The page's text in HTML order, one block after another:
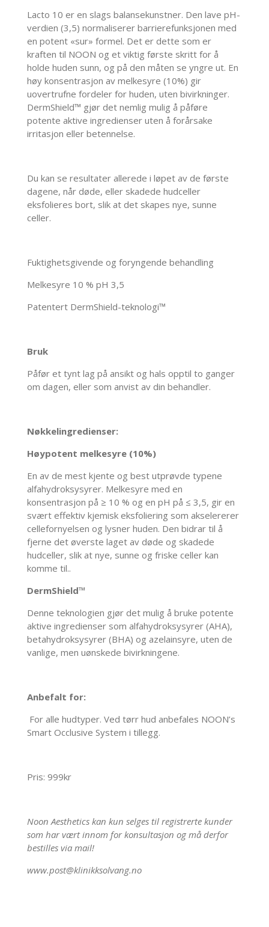
Lacto 10 er en slags balansekunstner. Den lave pH-
verdien (3,5) normaliserer barrierefunksjonen med
en potent «sur» formel. Det er dette som er
kraften til NOON og et viktig første skritt for å
holde huden sunn, og på den måten se yngre ut. En
høy konsentrasjon av melkesyre (10%) gir
uovertrufne fordeler for huden, uten bivirkninger.
DermShield™ gjør det nemlig mulig å påføre
potente aktive ingredienser uten å forårsake
irritasjon eller betennelse.
Du kan se resultater allerede i løpet av de første
dagene, når døde, eller skadede hudceller
eksfolieres bort, slik at det skapes nye, sunne
celler.
Fuktighetsgivende og foryngende behandling
Melkesyre 10 % pH 3,5
Patentert DermShield-teknologi™
Bruk
Påfør et tynt lag på ansikt og hals opptil to ganger
om dagen, eller som anvist av din behandler.
Nøkkelingredienser:
Høypotent melkesyre (10%)
En av de mest kjente og best utprøvde typene
alfahydroksysyrer. Melkesyre med en
konsentrasjon på ≥ 10 % og en pH på ≤ 3,5, gir en
svært effektiv kjemisk eksfoliering som akselererer
cellefornyelsen og lysner huden. Den bidrar til å
fjerne det øverste laget av døde og skadede
hudceller, slik at nye, sunne og friske celler kan
komme til..
DermShield™
Denne teknologien gjør det mulig å bruke potente
aktive ingredienser som alfahydroksysyrer (AHA),
betahydroksysyrer (BHA) og azelainsyre, uten de
vanlige, men uønskede bivirkningene.
Anbefalt for:
For alle hudtyper. Ved tørr hud anbefales NOON’s
Smart Occlusive System i tillegg.
Pris: 999kr
Noon Aesthetics kan kun selges til registrerte kunder
som har vært innom for konsultasjon og må derfor
bestilles via mail!
www.post@klinikksolvang.no